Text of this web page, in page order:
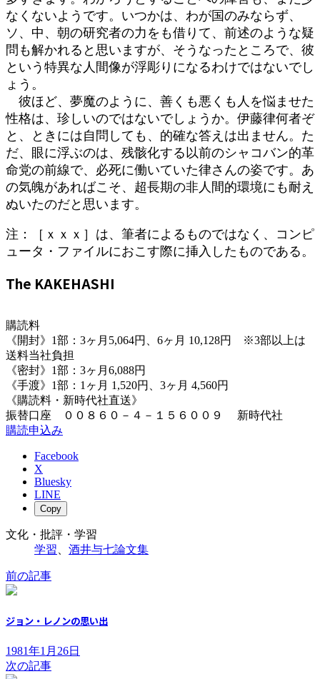
なくないようです。いつかは、わが国のみならず、
ソ、中、朝の研究者の力をも借りて、前述のような疑
問も解かれると思いますが、そうなったところで、彼
という特異な人間像が浮彫りになるわけではないでし
ょう。
彼ほど、夢魔のように、善くも悪くも人を悩ませた
性格は、珍しいのではないでしょうか。伊藤律何者ぞ
と、ときには自問しても、的確な答えは出ません。た
だ、眼に浮ぶのは、残骸化する以前のシャコバン的革
命党の前線で、必死に働いていた律さんの姿です。あ
の気魄があればこそ、超長期の非人間的環境にも耐え
ぬいたのだと思います。
注：［ｘｘｘ］は、筆者によるものではなく、コンピ
ュータ・ファイルにおこす際に挿入したものである。
The KAKEHASHI
購読料
《開封》1部：3ヶ月5,064円、6ヶ月 10,128円 ※3部以上は
送料当社負担
《密封》1部：3ヶ月6,088円
《手渡》1部：1ヶ月 1,520円、3ヶ月 4,560円
《購読料・新時代社直送》
振替口座 ００８６０－４－１５６００９ 新時代社
購読申込み
Facebook
X
Bluesky
LINE
Copy
文化・批評・学習
学習
酒井与七論文集
前の記事
ジョン・レノンの思い出
1981年1月26日
次の記事